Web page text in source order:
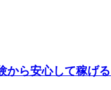
から安心して稼げ